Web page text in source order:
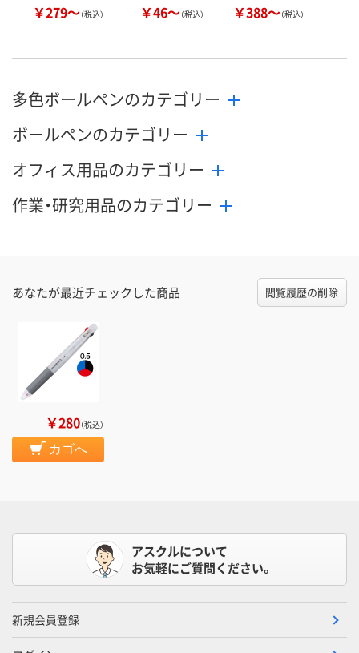
￥279～（税込） ￥46～（税込） ￥388～（税込）
多色ボールペンのカテゴリー
ボールペンのカテゴリー
オフィス用品のカテゴリー
作業・研究用品のカテゴリー
あなたが最近チェックした商品 閲覧履歴の削除
￥280（税込）
カゴへ
アスクルについて
お気軽にご質問ください。
新規会員登録